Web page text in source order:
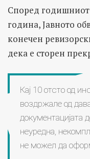
Според годишниот
година, Јавното
конечен
дека е сторен
Кај 10 отсто од
воздржале од
документацијата
неуредна,
не можел да